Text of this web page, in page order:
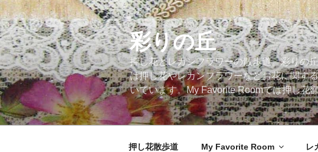
コ
ン
テ
ン
ツ
へ
ス
キ
ッ
彩りの丘
押し花とレカンフラワーの散歩道。彩りの
は押し花やレカンフラワーなどお花に関す
いています。My Favorite Roomでは押し花
押し花散歩道 My Favorite Room レ